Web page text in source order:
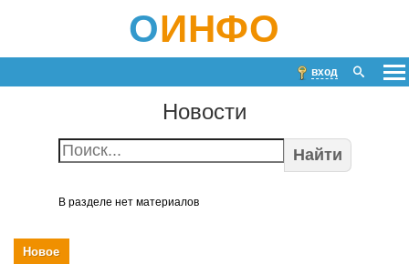
ОИНФО
вход
Новости
Найти
В разделе нет материалов
Новое